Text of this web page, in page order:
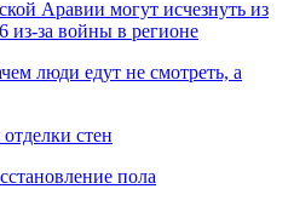
Аравии могут исчезнуть из
из-за войны в регионе
люди едут не смотреть, а
стен
пола